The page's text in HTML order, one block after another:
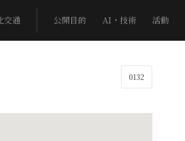
交通 公開目的 AI・技術 活動
0132